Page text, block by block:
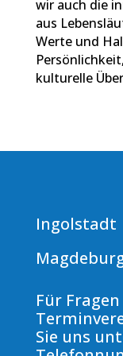
wir auch die
aus
Werte und
Persönlichkeit,
kulturelle
Ingolstadt
Für
Sie uns